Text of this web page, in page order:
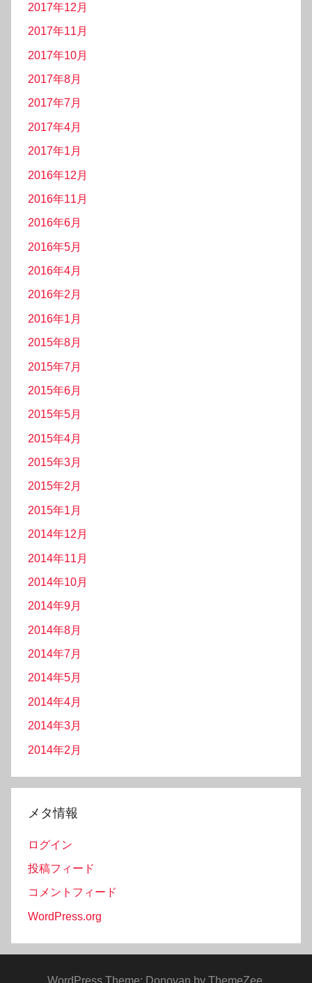
2017年12月
2017年11月
2017年10月
2017年8月
2017年7月
2017年4月
2017年1月
2016年12月
2016年11月
2016年6月
2016年5月
2016年4月
2016年2月
2016年1月
2015年8月
2015年7月
2015年6月
2015年5月
2015年4月
2015年3月
2015年2月
2015年1月
2014年12月
2014年11月
2014年10月
2014年9月
2014年8月
2014年7月
2014年5月
2014年4月
2014年3月
2014年2月
メタ情報
ログイン
投稿フィード
コメントフィード
WordPress.org
WordPress Theme: Donovan by ThemeZee.